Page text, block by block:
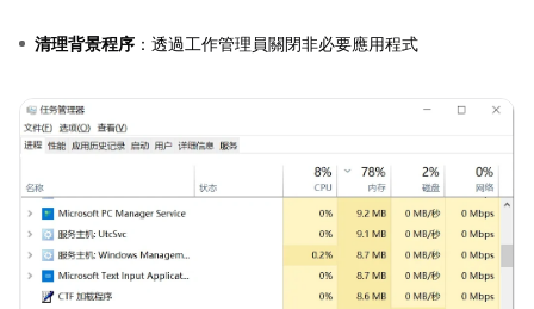
清理背景程序 ：透過工作管理員關閉非必要應用程式